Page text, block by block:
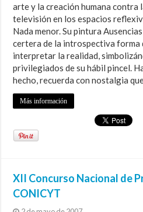
arte y la creación humana contra
televisión en los espacios
Nada menor. Su pintura
certera de la introspectiva forma
interpretar la realidad,
privilegiados de su hábil pincel.
hecho, recuerda con nostalgia
Más información
XII Concurso Nacional de
CONICYT